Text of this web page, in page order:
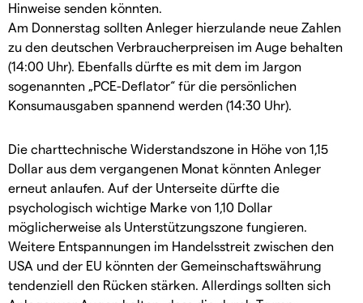
Hinweise senden könnten.
Am Donnerstag sollten Anleger hierzulande neue Zahlen
zu den deutschen Verbraucherpreisen im Auge behalten
(14:00 Uhr). Ebenfalls dürfte es mit dem im Jargon
sogenannten „PCE-Deflator“ für die persönlichen
Konsumausgaben spannend werden (14:30 Uhr).
Die charttechnische Widerstandszone in Höhe von 1,15
Dollar aus dem vergangenen Monat könnten Anleger
erneut anlaufen. Auf der Unterseite dürfte die
psychologisch wichtige Marke von 1,10 Dollar
möglicherweise als Unterstützungszone fungieren.
Weitere Entspannungen im Handelsstreit zwischen den
USA und der EU könnten der Gemeinschaftswährung
tendenziell den Rücken stärken. Allerdings sollten sich